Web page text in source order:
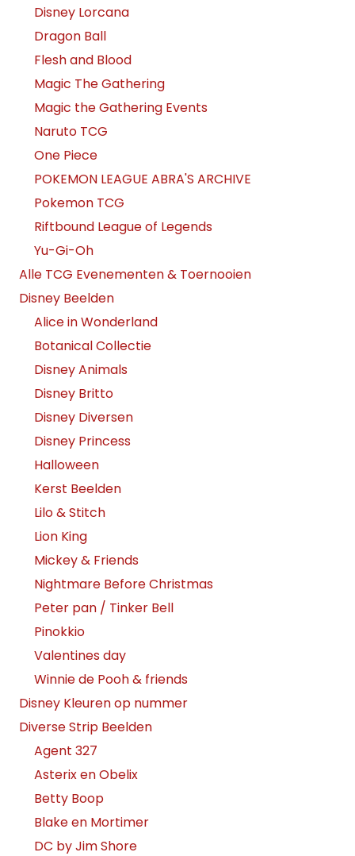
Disney Lorcana
Dragon Ball
Flesh and Blood
Magic The Gathering
Magic the Gathering Events
Naruto TCG
One Piece
POKEMON LEAGUE ABRA'S ARCHIVE
Pokemon TCG
Riftbound League of Legends
Yu-Gi-Oh
Alle TCG Evenementen & Toernooien
Disney Beelden
Alice in Wonderland
Botanical Collectie
Disney Animals
Disney Britto
Disney Diversen
Disney Princess
Halloween
Kerst Beelden
Lilo & Stitch
Lion King
Mickey & Friends
Nightmare Before Christmas
Peter pan / Tinker Bell
Pinokkio
Valentines day
Winnie de Pooh & friends
Disney Kleuren op nummer
Diverse Strip Beelden
Agent 327
Asterix en Obelix
Betty Boop
Blake en Mortimer
DC by Jim Shore